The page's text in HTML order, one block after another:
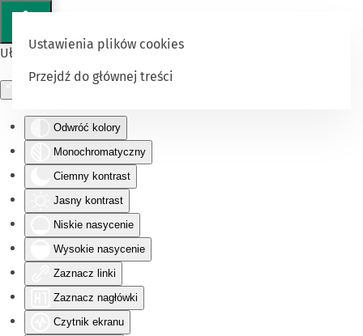
Ułatwienia dostępu
Odwróć kolory
Monochromatyczny
Ciemny kontrast
Jasny kontrast
Niskie nasycenie
Wysokie nasycenie
Zaznacz linki
Zaznacz nagłówki
Czytnik ekranu
Ustawienia plików cookies
Przejdź do głównej treści